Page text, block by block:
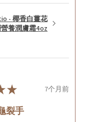
- 椰香白薑花
養潤膚霜4oz
★ 7个月前
裂手